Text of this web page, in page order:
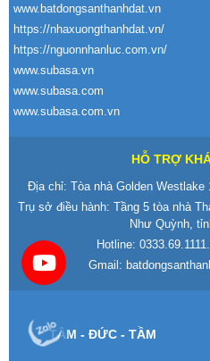
www.batdongsanthanhdat.vn
https://nhaxuongthanhdat.vn/
https://nguonnhanluc.com.vn/
www.subasa.vn
www.subasa.com
www.subasa.com.vn
HỖ TRỢ
Địa chỉ: Tòa nhà Golden Westlake
Trụ sở điều hành: Tầng 5 tòa nhà
Như Quỳnh,
Hotline: 0333.69.1111
Gmail:
TÂM - ĐỨC - TẦM